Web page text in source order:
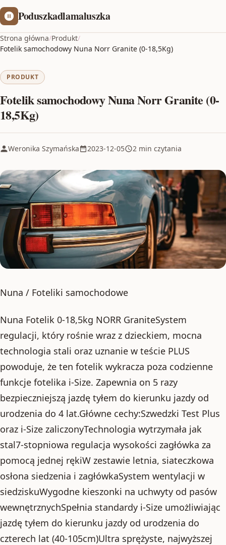
Poduszkadlamaluszka
Strona główna/Produkt/
Fotelik samochodowy Nuna Norr Granite (0-18,5Kg)
PRODUKT
Fotelik samochodowy Nuna Norr Granite (0-
18,5Kg)
Weronika Szymańska 2023-12-05 2 min czytania
Nuna / Foteliki samochodowe
Nuna Fotelik 0-18,5kg NORR GraniteSystem
regulacji, który rośnie wraz z dzieckiem, mocna
technologia stali oraz uznanie w teście PLUS
powoduje, że ten fotelik wykracza poza codzienne
funkcje fotelika i-Size. Zapewnia on 5 razy
bezpieczniejszą jazdę tyłem do kierunku jazdy od
urodzenia do 4 lat.Główne cechy:Szwedzki Test Plus
oraz i-Size zaliczonyTechnologia wytrzymała jak
stal7-stopniowa regulacja wysokości zagłówka za
pomocą jednej rękiW zestawie letnia, siateczkowa
osłona siedzenia i zagłówkaSystem wentylacji w
siedziskuWygodne kieszonki na uchwyty od pasów
wewnętrznychSpełnia standardy i-Size umożliwiając
jazdę tyłem do kierunku jazdy od urodzenia do
czterech lat (40-105cm)Ultra sprężyste, najwyższej